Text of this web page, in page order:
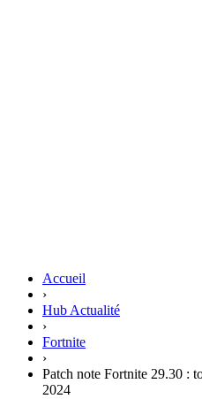
Accueil
›
Hub Actualité
›
Fortnite
›
Patch note Fortnite 29.30 :
2024